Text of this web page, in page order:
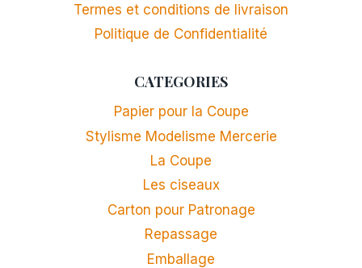
Termes et conditions de livraison
Politique de Confidentialité
CATEGORIES
Papier pour la Coupe
Stylisme Modelisme Mercerie
La Coupe
Les ciseaux
Carton pour Patronage
Repassage
Emballage